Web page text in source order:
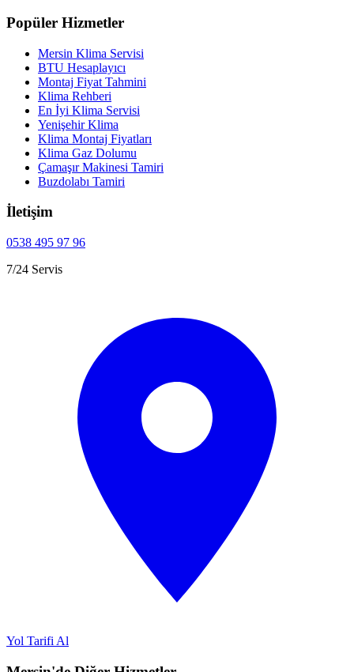
Popüler Hizmetler
Mersin Klima Servisi
BTU Hesaplayıcı
Montaj Fiyat Tahmini
Klima Rehberi
En İyi Klima Servisi
Yenişehir Klima
Klima Montaj Fiyatları
Klima Gaz Dolumu
Çamaşır Makinesi Tamiri
Buzdolabı Tamiri
İletişim
0538 495 97 96
7/24 Servis
Yol Tarifi Al